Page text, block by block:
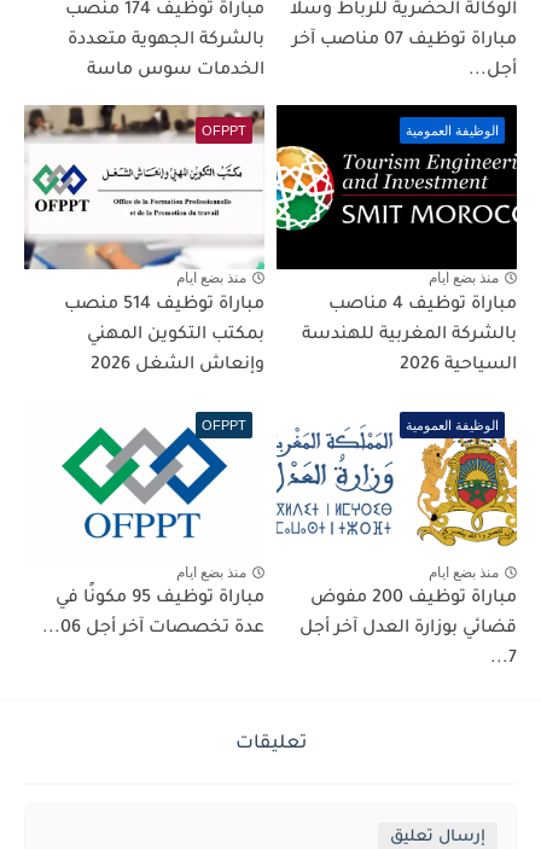
الوكالة الحضرية للرباط وسلا
مباراة توظيف 07 مناصب آخر
أجل...
مباراة توظيف 174 منصب
بالشركة الجهوية متعددة
الخدمات سوس ماسة
الوظيفة العمومية
منذ بضع ايام
مباراة توظيف 4 مناصب
بالشركة المغربية للهندسة
السياحية 2026
OFPPT
منذ بضع ايام
مباراة توظيف 514 منصب
بمكتب التكوين المهني
وإنعاش الشغل 2026
الوظيفة العمومية
منذ بضع ايام
مباراة توظيف 200 مفوض
قضائي بوزارة العدل آخر أجل
7...
OFPPT
منذ بضع ايام
مباراة توظيف 95 مكونًا في
عدة تخصصات آخر أجل 06...
تعليقات
إرسال تعليق